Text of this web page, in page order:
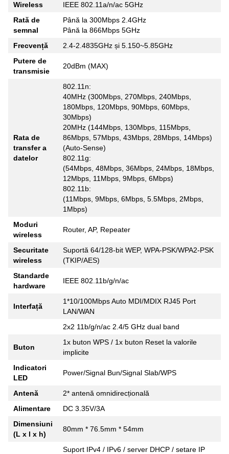
Wireless
IEEE 802.11a/n/ac 5GHz
Rată de
semnal
Până la 300Mbps 2.4GHz
Până la 866Mbps 5GHz
Frecvență
2.4-2.4835GHz și 5.150~5.85GHz
Putere de
transmisie
20dBm (MAX)
Rata de
transfer a
datelor
802.11n:
40MHz (300Mbps, 270Mbps, 240Mbps,
180Mbps, 120Mbps, 90Mbps, 60Mbps,
30Mbps)
20MHz (144Mbps, 130Mbps, 115Mbps,
86Mbps, 57Mbps, 43Mbps, 28Mbps, 14Mbps)
(Auto-Sense)
802.11g:
(54Mbps, 48Mbps, 36Mbps, 24Mbps, 18Mbps,
12Mbps, 11Mbps, 9Mbps, 6Mbps)
802.11b:
(11Mbps, 9Mbps, 6Mbps, 5.5Mbps, 2Mbps,
1Mbps)
Moduri
wireless
Router, AP, Repeater
Securitate
wireless
Suportă 64/128-bit WEP, WPA-PSK/WPA2-PSK
(TKIP/AES)
Standarde
hardware
IEEE 802.11b/g/n/ac
Interfață
1*10/100Mbps Auto MDI/MDIX RJ45 Port
LAN/WAN
2x2 11b/g/n/ac 2.4/5 GHz dual band
Buton
1x buton WPS / 1x buton Reset la valorile
implicite
Indicatori
LED
Power/Signal Bun/Signal Slab/WPS
Antenă
2* antenă omnidirecțională
Alimentare
DC 3.35V/3A
Dimensiuni
(L x l x h)
80mm * 76.5mm * 54mm
Suport IPv4 / IPv6 / server DHCP / setare IP